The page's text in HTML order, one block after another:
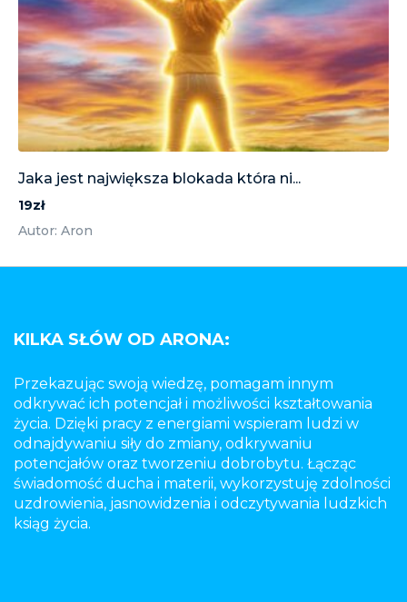
Jaka jest największa blokada która ni...
19zł
Autor: Aron
KILKA SŁÓW OD ARONA:
Przekazując swoją wiedzę, pomagam innym
odkrywać ich potencjał i możliwości kształtowania
życia. Dzięki pracy z energiami wspieram ludzi w
odnajdywaniu siły do zmiany, odkrywaniu
potencjałów oraz tworzeniu dobrobytu. Łącząc
świadomość ducha i materii, wykorzystuję zdolności
uzdrowienia, jasnowidzenia i odczytywania ludzkich
ksiąg życia.